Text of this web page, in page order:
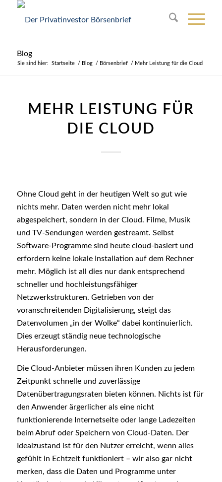
Blog
Sie sind hier: Startseite / Blog / Börsenbrief / Mehr Leistung für die Cloud
MEHR LEISTUNG FÜR
DIE CLOUD
Ohne Cloud geht in der heutigen Welt so gut wie
nichts mehr. Daten werden nicht mehr lokal
abgespeichert, sondern in der Cloud. Filme, Musik
und TV-Sendungen werden gestreamt. Selbst
Software-Programme sind heute cloud-basiert und
erfordern keine lokale Installation auf dem Rechner
mehr. Möglich ist all dies nur dank entsprechend
schneller und hochleistungsfähiger
Netzwerkstrukturen. Getrieben von der
voranschreitenden Digitalisierung, steigt das
Datenvolumen „in der Wolke“ dabei kontinuierlich.
Dies erzeugt ständig neue technologische
Herausforderungen.
Die Cloud-Anbieter müssen ihren Kunden zu jedem
Zeitpunkt schnelle und zuverlässige
Datenübertragungsraten bieten können. Nichts ist für
den Anwender ärgerlicher als eine nicht
funktionierende Internetseite oder lange Ladezeiten
beim Abruf oder Speichern von Cloud-Daten. Der
Idealzustand ist für den Nutzer erreicht, wenn alles
gefühlt in Echtzeit funktioniert – wir also gar nicht
merken, dass die Daten und Programme unter